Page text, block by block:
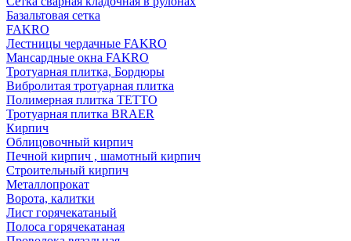
Базальтовая сетка
FAKRO
Лестницы чердачные FAKRO
Мансардные окна FAKRO
Тротуарная плитка, Бордюры
Вибролитая тротуарная плитка
Полимерная плитка TETTO
Тротуарная плитка BRAER
Кирпич
Облицовочный кирпич
Печной кирпич , шамотный кирпич
Строительный кирпич
Металлопрокат
Ворота, калитки
Лист горячекатаный
Полоса горячекатаная